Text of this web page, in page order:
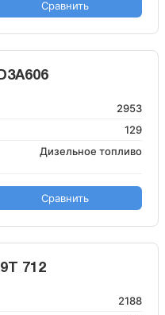
Сравнить
2953
129
Дизельное топливо
Сравнить
712
2188